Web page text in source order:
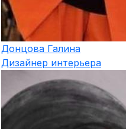
Донцова Галина
Дизайнер интерьера